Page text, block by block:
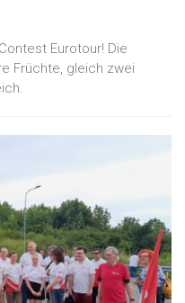
Eurotour! Die
Früchte, gleich zwei